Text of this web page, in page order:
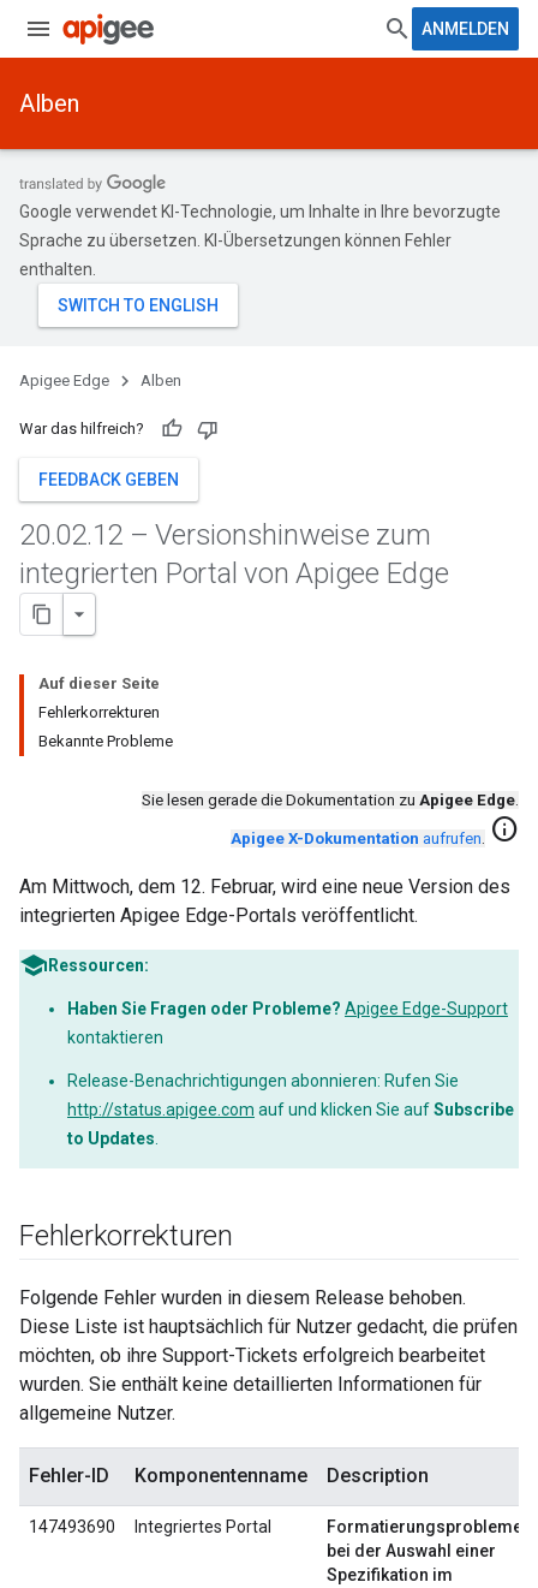
ANMELDEN
Alben
Google verwendet KI-Technologie, um Inhalte in Ihre bevorzugte
Sprache zu übersetzen. KI-Übersetzungen können Fehler
enthalten.
Apigee Edge Alben
War das hilfreich?
FEEDBACK GEBEN
20.02.12 – Versionshinweise zum
integrierten Portal von Apigee Edge
Auf dieser Seite
Fehlerkorrekturen
Bekannte Probleme
Sie lesen gerade die Dokumentation zu Apigee Edge.
Apigee X-Dokumentation aufrufen. info
Am Mittwoch, dem 12. Februar, wird eine neue Version des
integrierten Apigee Edge-Portals veröffentlicht.
Ressourcen:
Haben Sie Fragen oder Probleme? Apigee Edge-Support
kontaktieren
Release-Benachrichtigungen abonnieren: Rufen Sie
http://status.apigee.com auf und klicken Sie aufSubscribe
to Updates
Fehlerkorrekturen
Folgende Fehler wurden in diesem Release behoben.
Diese Liste ist hauptsächlich für Nutzer gedacht, die prüfen
möchten, ob ihre Support-Tickets erfolgreich bearbeitet
wurden. Sie enthält keine detaillierten Informationen für
allgemeine Nutzer.
Fehler-ID Komponentenname Description
147493690 Integriertes Portal
Formatierungsprobleme
bei der Auswahl einer
Spezifikation im